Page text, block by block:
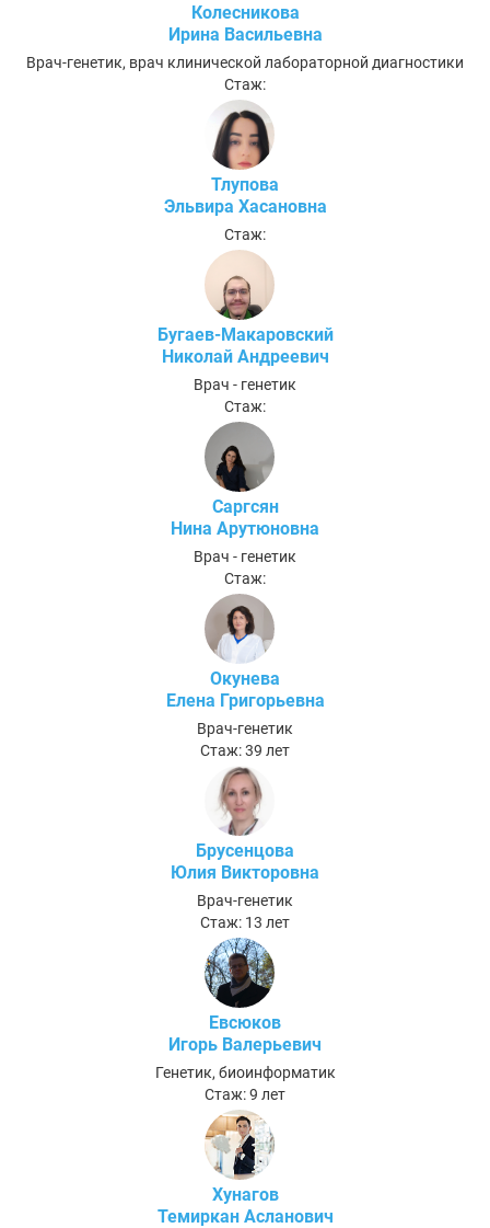
Колесникова
Ирина Васильевна
Врач-генетик, врач клинической лабораторной диагностики
Стаж:
Тлупова
Эльвира Хасановна
Стаж:
Бугаев-Макаровский
Николай Андреевич
Врач - генетик
Стаж:
Саргсян
Нина Арутюновна
Врач - генетик
Стаж:
Окунева
Елена Григорьевна
Врач-генетик
Стаж: 39 лет
Брусенцова
Юлия Викторовна
Врач-генетик
Стаж: 13 лет
Евсюков
Игорь Валерьевич
Генетик, биоинформатик
Стаж: 9 лет
Хунагов
Темиркан Асланович